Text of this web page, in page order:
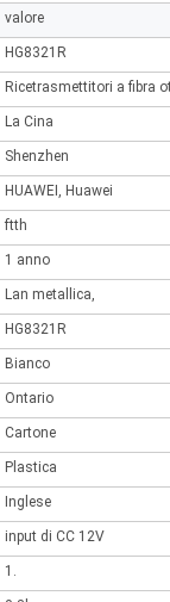
valore
HG8321R
Ricetrasmettitori a fibra
La Cina
Shenzhen
HUAWEI, Huawei
ftth
1 anno
Lan metallica,
HG8321R
Bianco
Ontario
Cartone
Plastica
Inglese
input di CC 12V
1.